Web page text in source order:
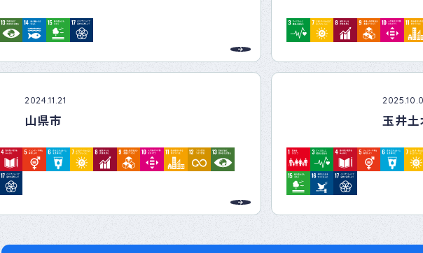
2024.11.21
山県市 玉井